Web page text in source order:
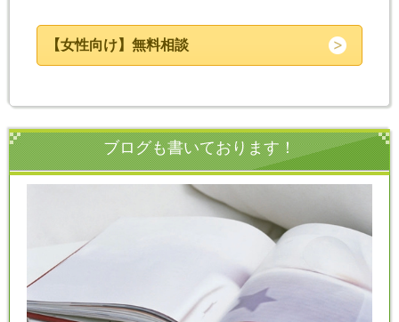
【女性向け】無料相談
ブログも書いております！